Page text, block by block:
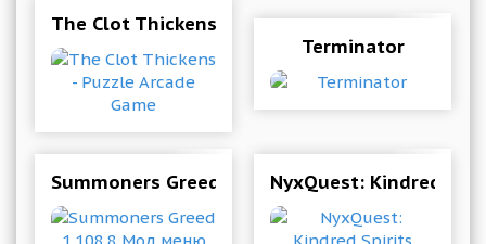
The Clot Thickens - Puzzle Arcade Game
Terminator
Summoners Greed 1.108.8 Мод меню
NyxQuest: Kindred